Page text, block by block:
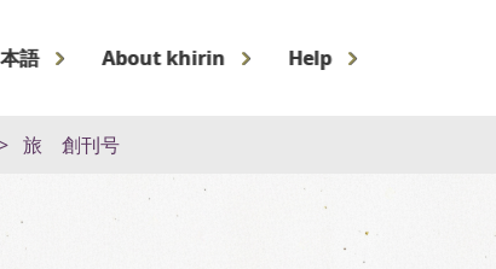
語 About khirin Help
旅 創刊号